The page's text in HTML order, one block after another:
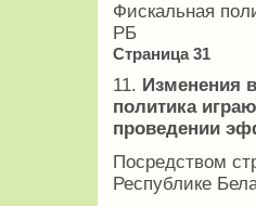
Фискальная
РБ
Страница 31
11. Изменения
политика
проведении
Посредством
Республике